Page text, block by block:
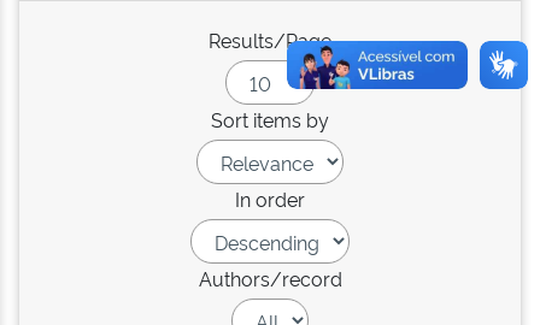
Results/Page
Sort items by
In order
Authors/record